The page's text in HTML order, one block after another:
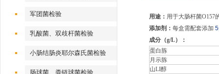
军团菌检验
乳酸菌、双歧杆菌检验
小肠结肠炎耶尔森氏菌检验
肠球菌、粪链球菌检验
用途： 用于大肠杆菌O157
添加剂： 每盒需配套添加
成分（g/L）：
蛋白胨
月示胨
山LI醇